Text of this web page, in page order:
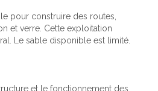
pour construire des routes,
et verre. Cette exploitation
Le sable disponible est limité.
et le fonctionnement des